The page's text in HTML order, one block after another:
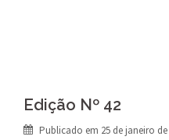
Edição Nº 42
Publicado em 25 de janeiro de